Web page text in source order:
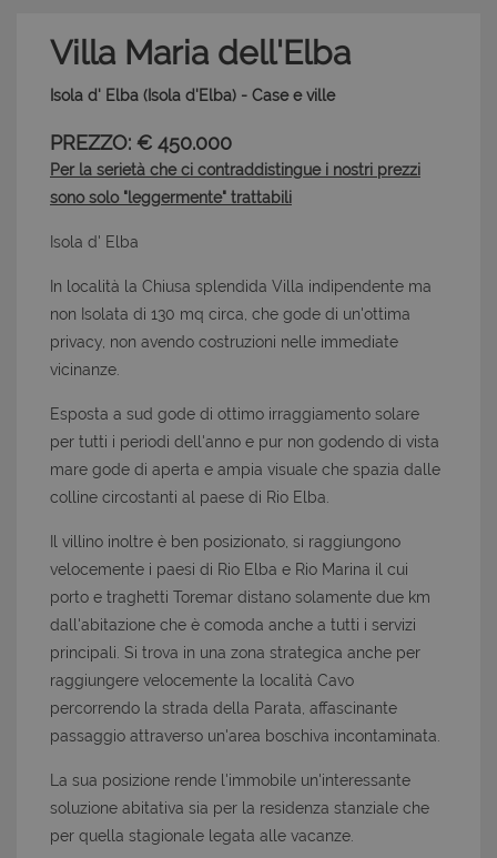
Villa Maria dell'Elba
Isola d' Elba (Isola d'Elba) - Case e ville
PREZZO: € 450.000
Per la serietà che ci contraddistingue i nostri prezzi
sono solo "leggermente" trattabili
Isola d' Elba
In località la Chiusa splendida Villa indipendente ma
non Isolata di 130 mq circa, che gode di un'ottima
privacy, non avendo costruzioni nelle immediate
vicinanze.
Esposta a sud gode di ottimo irraggiamento solare
per tutti i periodi dell'anno e pur non godendo di vista
mare gode di aperta e ampia visuale che spazia dalle
colline circostanti al paese di Rio Elba.
Il villino inoltre è ben posizionato, si raggiungono
velocemente i paesi di Rio Elba e Rio Marina il cui
porto e traghetti Toremar distano solamente due km
dall'abitazione che è comoda anche a tutti i servizi
principali. Si trova in una zona strategica anche per
raggiungere velocemente la località Cavo
percorrendo la strada della Parata, affascinante
passaggio attraverso un'area boschiva incontaminata.
La sua posizione rende l'immobile un'interessante
soluzione abitativa sia per la residenza stanziale che
per quella stagionale legata alle vacanze.